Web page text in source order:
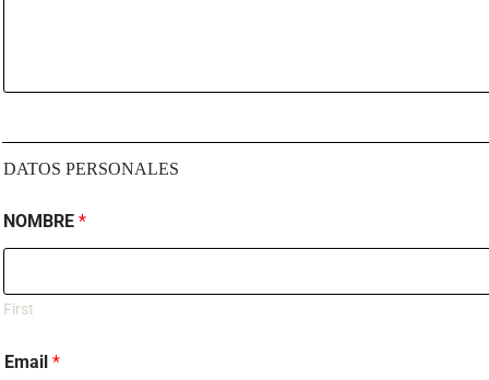
DATOS PERSONALES
NOMBRE *
First
Email *